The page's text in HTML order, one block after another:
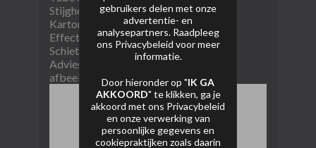
Stijghoogte: 35 meter
Kartoninhoud:2/1
Effectomschrijving: ti-salute
Schietrichting: I-shape
Adviesprijs: 150
afbeelding:
gebruikers delen met onze
advertentie- en
analysepartners. Raadpleeg
ons Privacybeleid voor meer
informatie.
Door hieronder op "IK GA
AKKOORD" te klikken, ga je
akkoord met ons Privacybeleid
en onze verwerking van
persoonlijke gegevens en
cookiepraktijken zoals daarin